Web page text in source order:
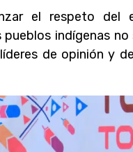
el respeto del
indígenas
de opinión y